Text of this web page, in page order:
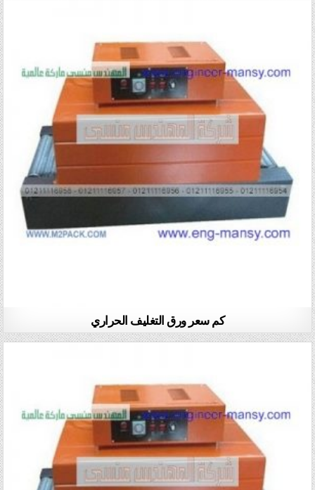
كم سعر ورق التغليف الحراري